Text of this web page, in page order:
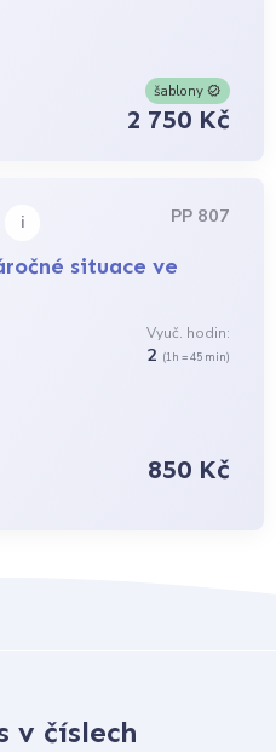
šablony
2 750 Kč
i PP 807
situace ve
Vyuč. hodin:
2 (1h = 45 min)
850 Kč
v číslech